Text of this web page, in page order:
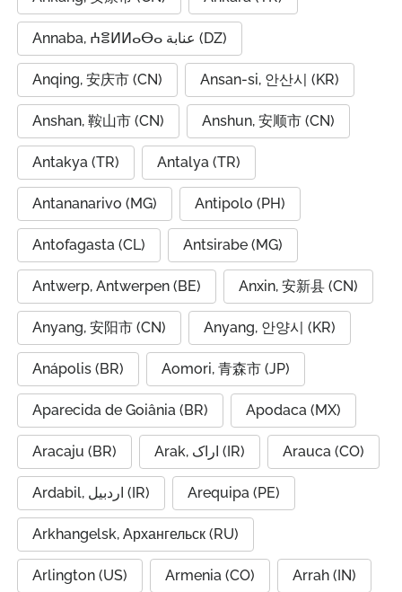
Annaba, ⵄⴻⵍⵍⴰⴱⴰ عنابة (DZ)
Anqing, 安庆市 (CN) Ansan-si, 안산시 (KR)
Anshan, 鞍山市 (CN) Anshun, 安顺市 (CN)
Antakya (TR) Antalya (TR)
Antananarivo (MG) Antipolo (PH)
Antofagasta (CL) Antsirabe (MG)
Antwerp, Antwerpen (BE) Anxin, 安新县 (CN)
Anyang, 安阳市 (CN) Anyang, 안양시 (KR)
Anápolis (BR) Aomori, 青森市 (JP)
Aparecida de Goiânia (BR) Apodaca (MX)
Aracaju (BR) Arak, اراک (IR) Arauca (CO)
Ardabil, اردبیل (IR) Arequipa (PE)
Arkhangelsk, Архангельск (RU)
Arlington (US) Armenia (CO) Arrah (IN)